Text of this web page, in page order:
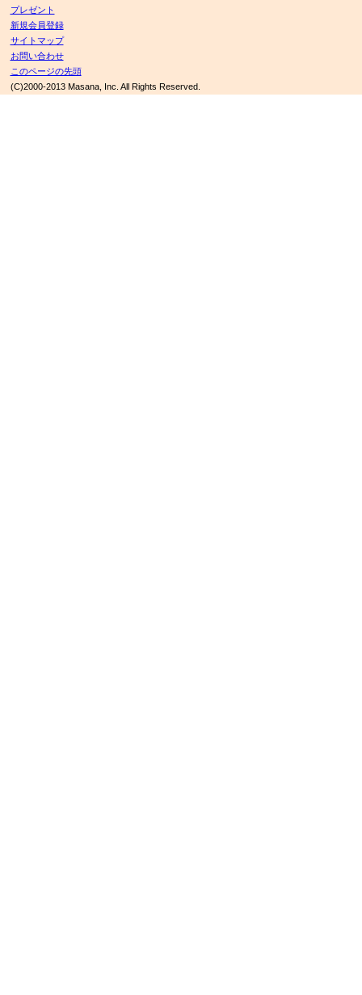
プレゼント
新規会員登録
サイトマップ
お問い合わせ
このページの先頭
(C)2000-2013 Masana, Inc. All Rights Reserved.